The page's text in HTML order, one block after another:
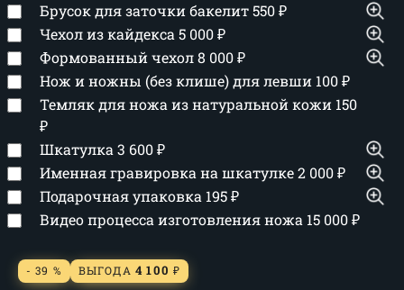
Брусок для заточки бакелит550₽
Чехол из кайдекса 5 000₽
Формованный чехол8 000₽
Нож и ножны (без клише) для левши 100₽
Темляк для ножа из натуральной кожи 150
₽
Шкатулка 3 600₽
Именная гравировка на шкатулке2 000₽
Подарочная упаковка 195₽
Видео процесса изготовления ножа 15 000₽
- 39 % ВЫГОДА 4 100 ₽